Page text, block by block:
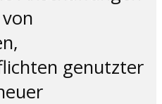
genutzter